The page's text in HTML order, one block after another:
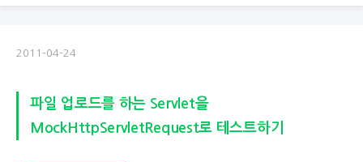
2011-04-24
파일 업로드를 하는 Servlet을
MockHttpServletRequest로 테스트하기